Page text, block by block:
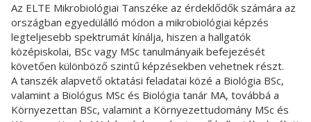
Az ELTE Mikrobiológiai Tanszéke az érdeklődők számára az
országban egyedülálló módon a mikrobiológiai képzés
legteljesebb spektrumát kínálja, hiszen a hallgatók
középiskolai, BSc vagy MSc tanulmányaik befejezését
követően különböző szintű képzésekben vehetnek részt.
A tanszék alapvető oktatási feladatai közé a Biológia BSc,
valamint a Biológus MSc és Biológia tanár MA, továbbá a
Környezettan BSc, valamint a Környezettudomány MSc és